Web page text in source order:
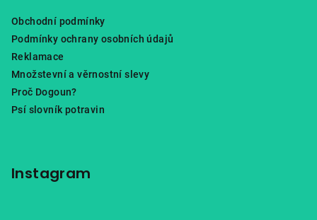
Obchodní podmínky
Podmínky ochrany osobních údajů
Reklamace
Množstevní a věrnostní slevy
Proč Dogoun?
Psí slovník potravin
Instagram